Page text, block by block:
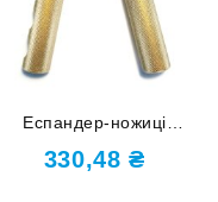
Еспандер-ножиці
100 lb 100LB-ЗО
330,48₴